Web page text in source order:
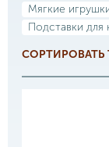
Мягкие
Подставки для
СОРТИРОВАТЬ